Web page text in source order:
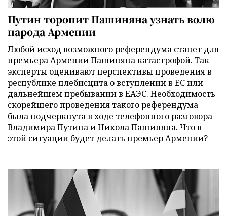
Путин торопит Пашиняна узнать волю
народа Армении
Любой исход возможного референдума станет для
премьера Армении Пашиняна катастрофой. Так
эксперты оценивают перспективы проведения в
республике плебисцита о вступлении в ЕС или
дальнейшем пребывании в ЕАЭС. Необходимость
скорейшего проведения такого референдума
была подчеркнута в ходе телефонного разговора
Владимира Путина и Никола Пашиняна. Что в
этой ситуации будет делать премьер Армении?